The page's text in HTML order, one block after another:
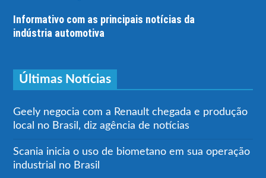
Informativo com as principais notícias da
indústria automotiva
Últimas Notícias
Geely negocia com a Renault chegada e produção
local no Brasil, diz agência de notícias
Scania inicia o uso de biometano em sua operação
industrial no Brasil